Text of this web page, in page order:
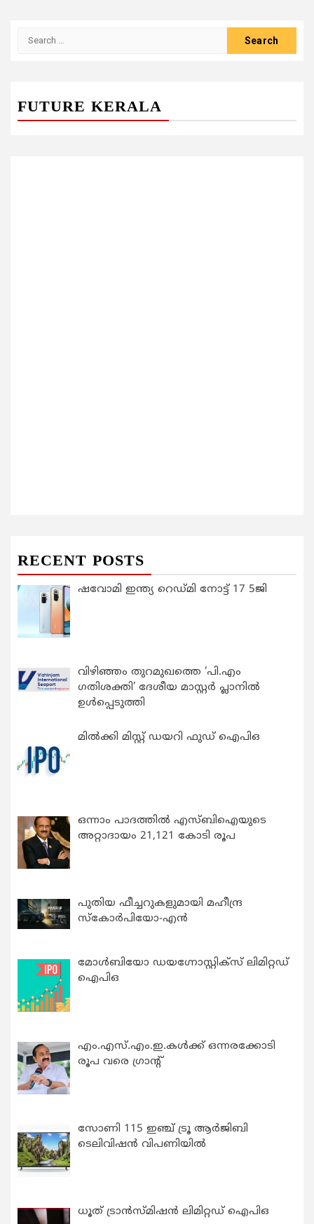
FUTURE KERALA
RECENT POSTS
ഷവോമി ഇന്ത്യ റെഡ്മി നോട്ട് 17 5ജി
വിഴിഞ്ഞം തുറമുഖത്തെ ‘പി.എം
ഗതിശക്തി’ ദേശീയ മാസ്റ്റർ പ്ലാനിൽ
ഉൾപ്പെടുത്തി
മിൽക്കി മിസ്റ്റ് ഡയറി ഫുഡ് ഐപിഒ
ഒന്നാം പാദത്തിൽ എസ്ബിഐയുടെ
അറ്റാദായം 21,121 കോടി രൂപ
പുതിയ ഫീച്ചറുകളുമായി മഹീന്ദ്ര
സ്കോർപിയോ-എൻ
മോൾബിയോ ഡയഗ്നോസ്റ്റിക്സ് ലിമിറ്റഡ്
ഐപിഒ
എം.എസ്.എം.ഇ.കൾക്ക് ഒന്നരക്കോടി
രൂപ വരെ ഗ്രാന്റ്
സോണി 115 ഇഞ്ച് ട്രൂ ആർജിബി
ടെലിവിഷൻ വിപണിയിൽ
ധൂത് ട്രാൻസ്മിഷൻ ലിമിറ്റഡ് ഐപിഒ